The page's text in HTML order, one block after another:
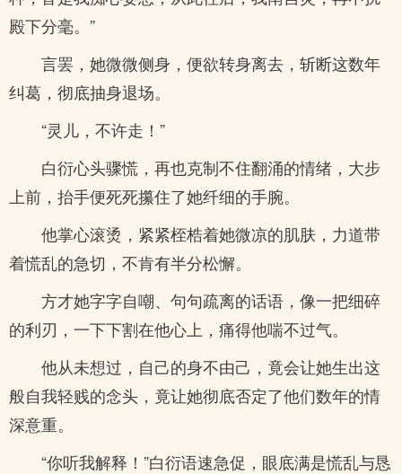
殿下分毫。”
言罢，她微微侧身，便欲转身离去，斩断这数年
纠葛，彻底抽身退场。
“灵儿，不许走！”
白衍心头骤慌，再也克制不住翻涌的情绪，大步
上前，抬手便死死攥住了她纤细的手腕。
他掌心滚烫，紧紧桎梏着她微凉的肌肤，力道带
着慌乱的急切，不肯有半分松懈。
方才她字字自嘲、句句疏离的话语，像一把细碎
的利刃，一下下割在他心上，痛得他喘不过气。
他从未想过，自己的身不由己，竟会让她生出这
般自我轻贱的念头，竟让她彻底否定了他们数年的情
深意重。
“你听我解释！”白衍语速急促，眼底满是慌乱与恳